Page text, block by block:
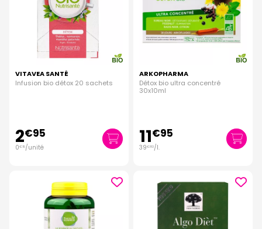
VITAVEA SANTÉ
Infusion bio détox 20 sachets
2€95
0€ 15/unité
ARKOPHARMA
Détox bio ultra concentré
30x10ml
11€95
39€83/l.